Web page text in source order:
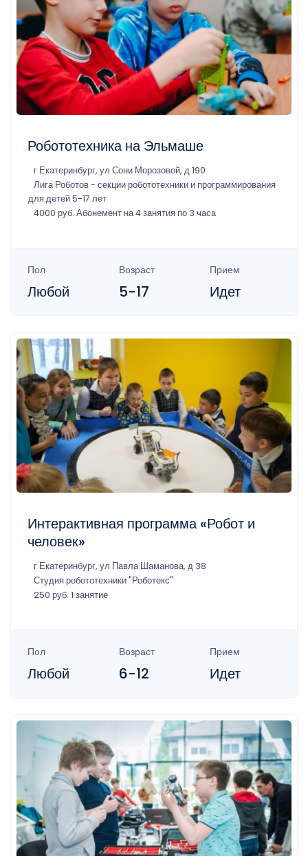
Робототехника на Эльмаше
г Екатеринбург, ул Сони Морозовой, д 190
Лига Роботов - секции робототехники и программирования
для детей 5-17 лет
4000 руб. Абонемент на 4 занятия по 3 часа
Пол
Любой
Возраст
5-17
Прием
Идет
Интерактивная программа «Робот и
человек»
г Екатеринбург, ул Павла Шаманова, д 38
Студия робототехники "Роботекс"
250 руб. 1 занятие
Пол
Любой
Возраст
6-12
Прием
Идет